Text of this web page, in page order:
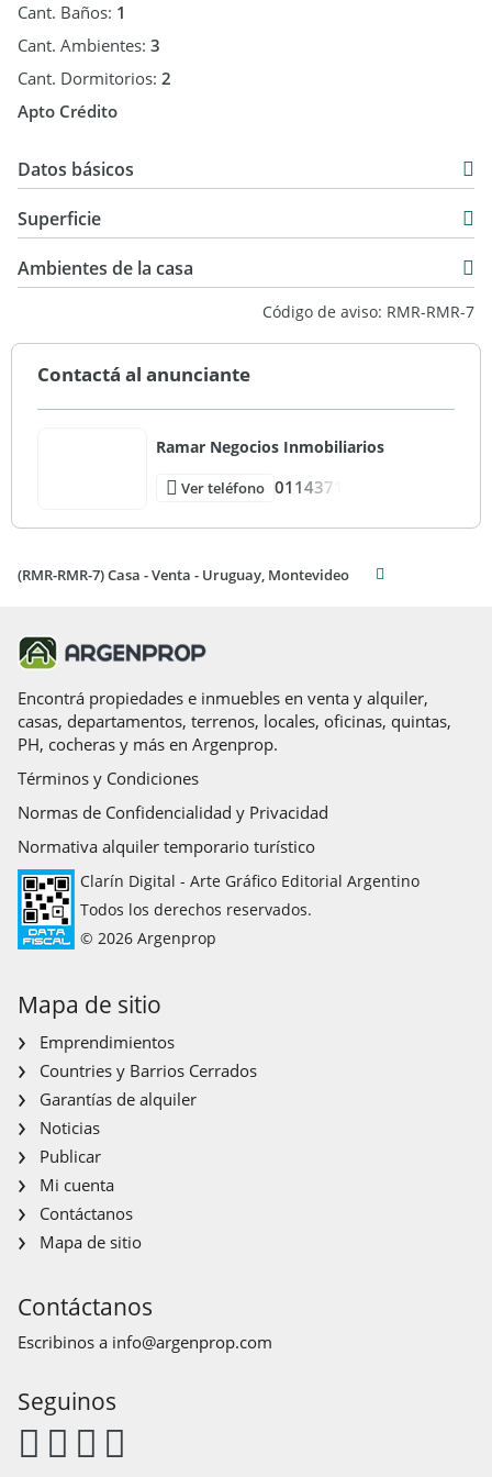
Cant. Baños: 1
Cant. Ambientes: 3
Cant. Dormitorios: 2
Apto Crédito
Datos básicos
Venta
Superficie
110 m2
Ambientes de la casa
Código de aviso: RMR-RMR-7
Contactá al anunciante
Ramar Negocios Inmobiliarios
Ver teléfono 0114371
(RMR-RMR-7) Casa - Venta - Uruguay, Montevideo
Encontrá propiedades e inmuebles en venta y alquiler,
casas, departamentos, terrenos, locales, oficinas, quintas,
PH, cocheras y más en Argenprop.
Términos y Condiciones
Normas de Confidencialidad y Privacidad
Normativa alquiler temporario turístico
Clarín Digital - Arte Gráfico Editorial Argentino
Todos los derechos reservados.
© 2026 Argenprop
Mapa de sitio
Emprendimientos
Countries y Barrios Cerrados
Garantías de alquiler
Noticias
Publicar
Mi cuenta
Contáctanos
Mapa de sitio
Contáctanos
Escribinos a info@argenprop.com
Seguinos